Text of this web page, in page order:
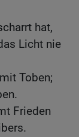
hat,
Licht nie
Toben;
Frieden